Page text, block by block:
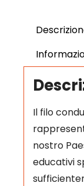
Il filo
nostro
educativi